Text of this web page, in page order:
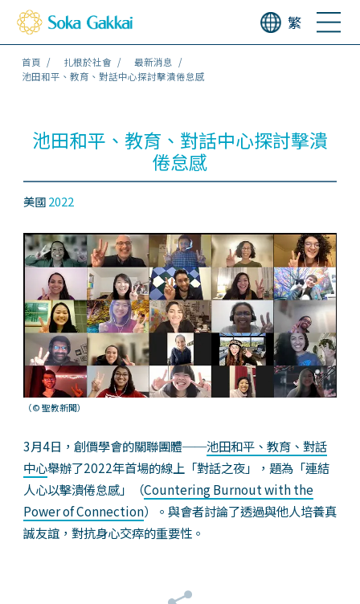
繁
首頁 扎根於社會
最新消息
池田和平、教育、對話中心探討擊潰倦怠感
池田和平、教育、對話中心探討擊潰
倦怠感
美國2022
（© 聖教新聞）
3月4日，創價學會的關聯團體──池田和平、教育、對話
中心舉辦了2022年首場的線上「對話之夜」，題為「連結
人心以擊潰倦怠感」（Countering Burnout with the
Power of Connection）。與會者討論了透過與他人培養真
誠友誼，對抗身心交瘁的重要性。